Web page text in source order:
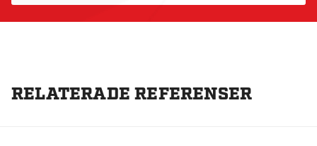
RELATERADE REFERENSER